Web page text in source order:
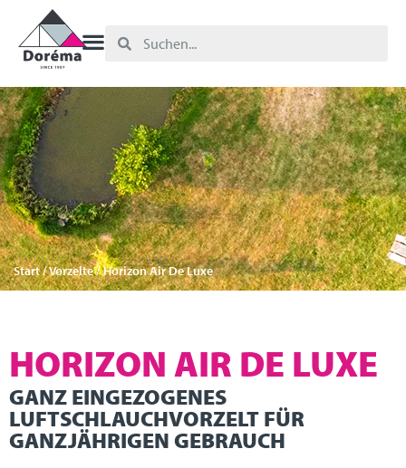
Start/Vorzelte/ Horizon Air De Luxe
HORIZON AIR DE LUXE
GANZ EINGEZOGENES
LUFTSCHLAUCHVORZELT FÜR
GANZJÄHRIGEN GEBRAUCH